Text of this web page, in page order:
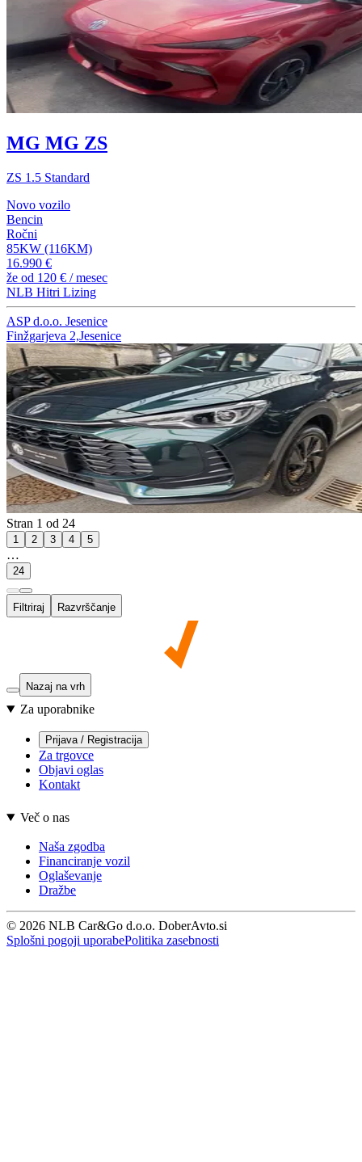
MG MG ZS
ZS 1.5 Standard
Novo vozilo
Bencin
Ročni
85KW (116KM)
16.990 €
že od 120 € / mesec
NLB Hitri Lizing
ASP d.o.o. Jesenice
Finžgarjeva 2,Jesenice
Stran 1 od 24
1 2 3 4 5
…
24
Filtriraj Razvrščanje
Nazaj na vrh
Za uporabnike
Prijava / Registracija
Za trgovce
Objavi oglas
Kontakt
Več o nas
Naša zgodba
Financiranje vozil
Oglaševanje
Dražbe
© 2026 NLB Car&Go d.o.o. DoberAvto.si
Splošni pogoji uporabePolitika zasebnosti